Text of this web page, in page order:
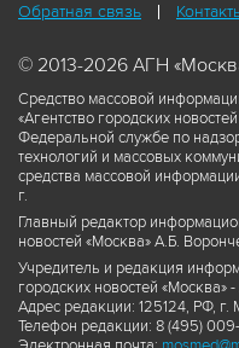
Обратная связь
© 2013-2026 АГН
Средство массовой
«Агентство городских
Федеральной службе по
технологий и массовых
средства массовой
г.
Главный редактор
новостей «Москва» А.Б.
Учредитель и редакция
городских новостей «Москва»
Адрес редакции: 125124, РФ,
Телефон редакции: 8 (495)